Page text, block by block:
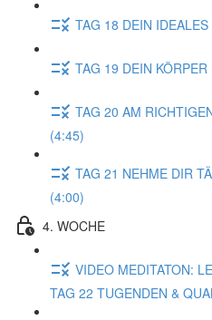
TAG 18 DEIN
TAG 19 DEIN
TAG 20 AM
(4:45)
TAG 21 NEHME DIR
(4:00)
4. WOCHE
VIDEO MEDITATON:
TAG 22 TUGENDEN &